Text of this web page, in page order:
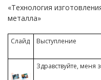
«Технология
металла»
Слайд Выступление
Здравствуйте, меня